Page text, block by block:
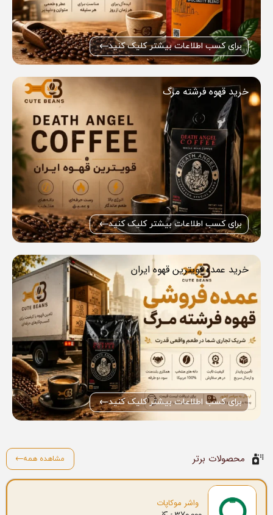
برای کسب اطلاعات بیشتر کلیک کنید
خرید قهوه فرشته مرگ
برای کسب اطلاعات بیشتر کلیک کنید
خرید عمده قویترین قهوه ایران
برای کسب اطلاعات بیشتر کلیک کنید
محصولات برتر مشاهده همه
واشر موکاپات